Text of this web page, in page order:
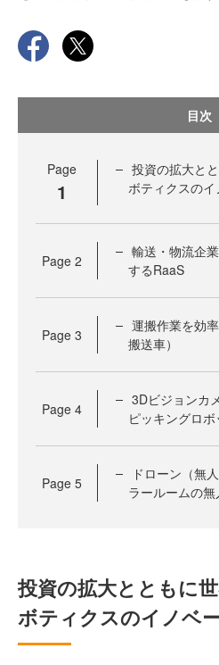
目次
Page
1
投資の拡大と
ボティクスの
Page 2
輸送・物流企
するRaaS
Page 3
運搬作業を効
搬送車）
Page 4
3Dビジョンカ
ピッキングロボ
Page 5
ドローン（無
ラールームの無
投資の拡大とともに
ボティクスのイノベ